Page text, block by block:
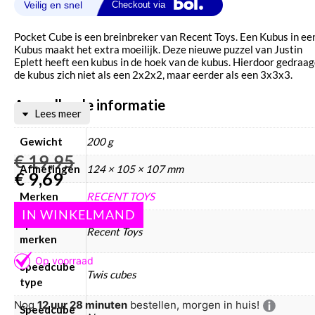
Pocket Cube is een breinbreker van Recent Toys. Een Kubus in
Kubus maakt het extra moeilijk. Deze nieuwe puzzel van Justin
Eplett heeft een kubus in de hoek van de kubus. Hierdoor
de kubus zich niet als een 2x2x2, maar eerder als een 3x3x3.
Aanvullende informatie
Gewicht 200 g
Afmetingen 124 × 105 × 107 mm
Merken RECENT TOYS
Speedcube
merken
Recent Toys
Speedcube
type
Twis cubes
Speedcube
Lees meer
€19,95
€9,69
Nog 12 uur 28 minuten bestellen, morgen in huis!